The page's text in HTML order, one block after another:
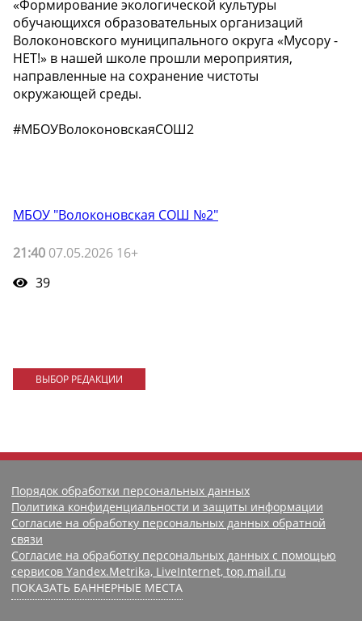
«Формирование экологической культуры
обучающихся образовательных организаций
Волоконовского муниципального округа «Мусору -
НЕТ!» в нашей школе прошли мероприятия,
направленные на сохранение чистоты
окружающей среды.
#МБОУВолоконовскаяСОШ2
МБОУ "Волоконовская СОШ №2"
21:40 07.05.2026 16+
39
ВЫБОР РЕДАКЦИИ
Порядок обработки персональных данных
Политика конфиденциальности и защиты информации
Согласие на обработку персональных данных обратной
связи
Согласие на обработку персональных данных с помощью
сервисов Yandex.Metrika, LiveInternet, top.mail.ru
ПОКАЗАТЬ БАННЕРНЫЕ МЕСТА